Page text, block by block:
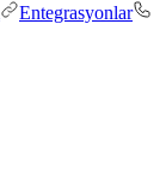
Entegrasyonlar